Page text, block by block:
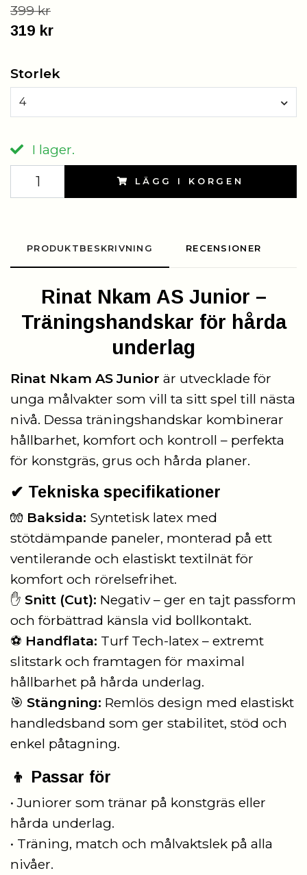
399 kr
319 kr
Storlek
4
I lager.
LÄGG I KORGEN
PRODUKTBESKRIVNING RECENSIONER
Rinat Nkam AS Junior –
Träningshandskar för hårda
underlag
Rinat Nkam AS Junior är utvecklade för
unga målvakter som vill ta sitt spel till nästa
nivå. Dessa träningshandskar kombinerar
hållbarhet, komfort och kontroll – perfekta
för konstgräs, grus och hårda planer.
✔ Tekniska specifikationer
🧤 Baksida: Syntetisk latex med
stötdämpande paneler, monterad på ett
ventilerande och elastiskt textilnät för
komfort och rörelsefrihet.
✋ Snitt (Cut): Negativ – ger en tajt passform
och förbättrad känsla vid bollkontakt.
⚽ Handflata: Turf Tech-latex – extremt
slitstark och framtagen för maximal
hållbarhet på hårda underlag.
🎯 Stängning: Remlös design med elastiskt
handledsband som ger stabilitet, stöd och
enkel påtagning.
👦 Passar för
• Juniorer som tränar på konstgräs eller
hårda underlag.
• Träning, match och målvaktslek på alla
nivåer.